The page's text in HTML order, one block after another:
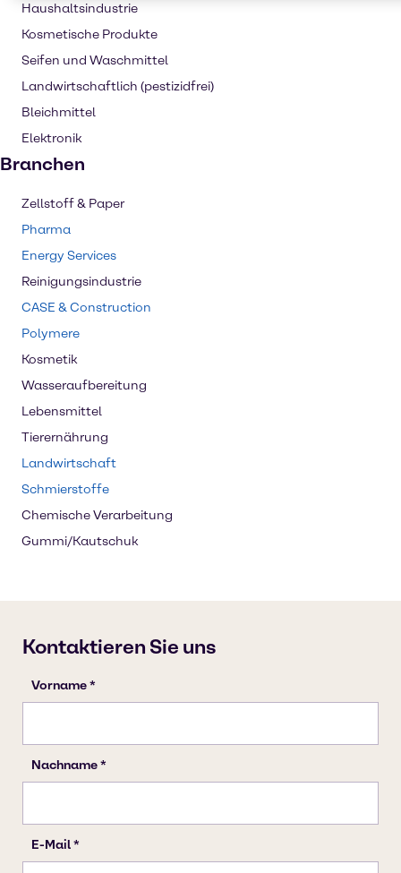
Haushaltsindustrie
Kosmetische Produkte
Seifen und Waschmittel
Landwirtschaftlich (pestizidfrei)
Bleichmittel
Elektronik
Branchen
Zellstoff & Paper
Pharma
Energy Services
Reinigungsindustrie
CASE & Construction
Polymere
Kosmetik
Wasseraufbereitung
Lebensmittel
Tierernährung
Landwirtschaft
Schmierstoffe
Chemische Verarbeitung
Gummi/Kautschuk